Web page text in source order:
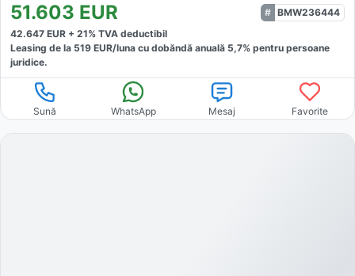
51.603 EUR
BMW236444
42.647 EUR + 21% TVA deductibil
Leasing de la 519 EUR/luna cu dobăndă anuală 5,7% pentru persoane
juridice.
Sună WhatsApp Mesaj Favorite